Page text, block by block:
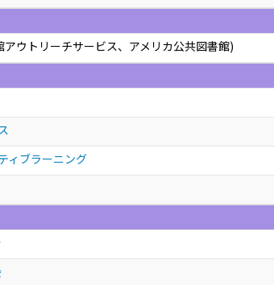
ウトリーチサービス、アメリカ公共図書館)
ィブラーニング